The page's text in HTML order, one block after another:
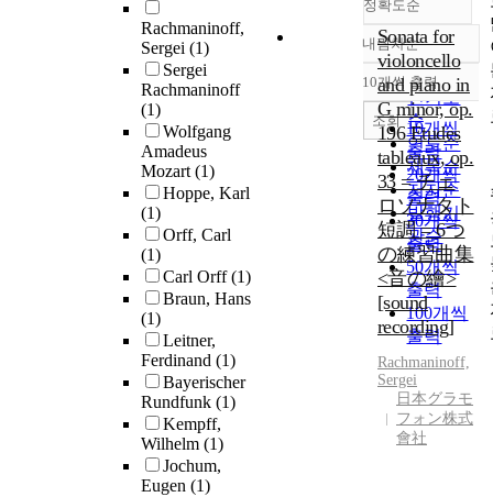
Rachmaninoff,
Sergei (1)
Sergei
Rachmaninoff
(1)
Wolfgang
Amadeus
Mozart(1)
Hoppe, Karl
(1)
Orff, Carl
(1)
Carl Orff(1)
Braun, Hans
(1)
Leitner,
Ferdinand (1)
Bayerischer
Rundfunk (1)
Kempff,
Wilhelm (1)
Jochum,
Eugen (1)
정확도순
정확도
순
인기도
순
연도순
제목순
저자순
발행기
관순
내림차순
내림차순
10개씩 출력
10개씩
출력
20개씩
출력
30개씩
출력
50개씩
출력
100개씩
출력
조회
Sonata for
violoncello
and piano in
G minor, op.
196 Etudes
tableaux, op.
33 = チェ
ロソナタト
短調 = 6つ
の練習曲集
<音の繪>
[sound
recording]
Rachmaninoff,
Sergei
日本グラモ
フォン株式
會社